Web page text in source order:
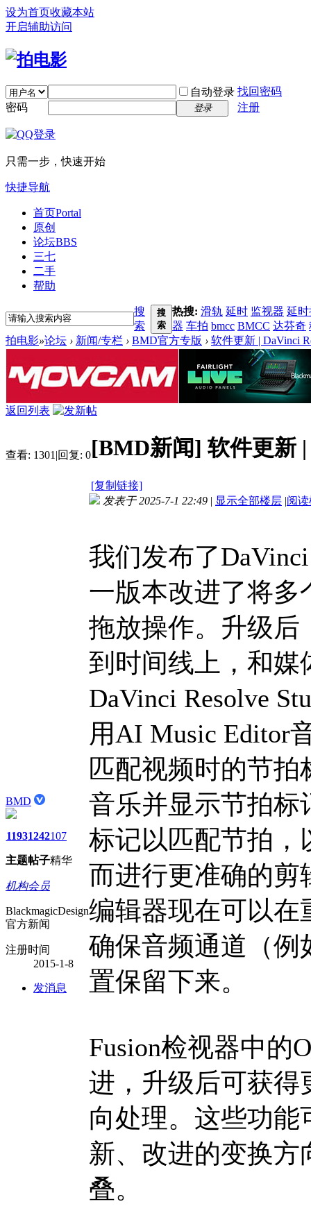
设为首页收藏本站
开启辅助访问
自动登录 找回密码
密码
登录 注册
只需一步，快速开始
快捷导航
首页Portal
原创
论坛BBS
三七
二手
帮助
搜
索
搜
索
热搜: 滑轨 延时 监视器 延
器 车拍 bmcc BMCC 达芬奇
拍电影»论坛 › 新闻/专栏 › BMD官方专版 › 软件更新 | DaVinci
返回列表
查看: 1301 |回复: 0[BMD新闻] 软件更新 |
[复制链接]
BMD
1193
主题
1242
帖子
107
精华
机构会员
BlackmagicDesign
官方新闻
注册时间
2015-1-8
发消息
发表于 2025-7-1 22:49 | 显示全部楼层 |阅
我们发布了
一版本改进了将多
拖放操作。升级后
到时间线上，和媒
DaVinci Resolve
用AI Music Editor
匹配视频时的节
音乐并显示节拍标
标记以匹配节拍，
而进行更准确的剪
编辑器现在可以在
确保音频通道（例
置保留下来。
Fusion检视器中的
进，升级后可获得
向处理。这些功
新、改进的变换
叠。